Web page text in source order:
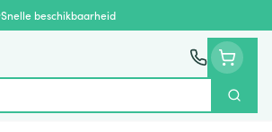
Snelle beschikbaarheid
Zoek